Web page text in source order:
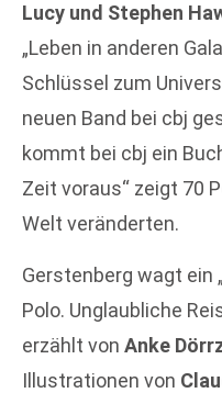
Lucy und Stephen
„Leben in anderen
Schlüssel zum
neuen Band bei cbj
kommt bei cbj ein
Zeit voraus“ zeigt 70
Welt veränderten.
Gerstenberg wagt ein
Polo. Unglaubliche
erzählt von Anke
Illustrationen von